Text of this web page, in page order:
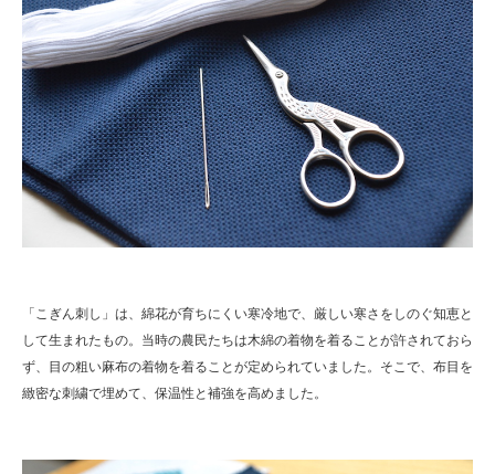
「こぎん刺し」は、綿花が育ちにくい寒冷地で、厳しい寒さをしのぐ知恵と
して生まれたもの。当時の農民たちは木綿の着物を着ることが許されておら
ず、目の粗い麻布の着物を着ることが定められていました。そこで、布目を
緻密な刺繍で埋めて、保温性と補強を高めました。